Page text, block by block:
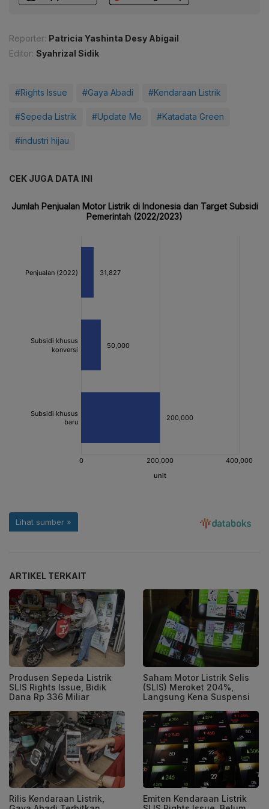
Reporter: Patricia Yashinta Desy Abigail
Editor: Syahrizal Sidik
#Rights Issue #Gaya Abadi #Kendaraan Listrik
#Sepeda Listrik #Update Me #Katadata Green
#industri hijau
CEK JUGA DATA INI
ARTIKEL TERKAIT
Produsen Sepeda Listrik
SLIS Rights Issue, Bidik
Dana Rp 336 Miliar
Saham Motor Listrik Selis
(SLIS) Meroket 204%,
Langsung Kena Suspensi
Rilis Kendaraan Listrik,
Emiten Kendaraan Listrik